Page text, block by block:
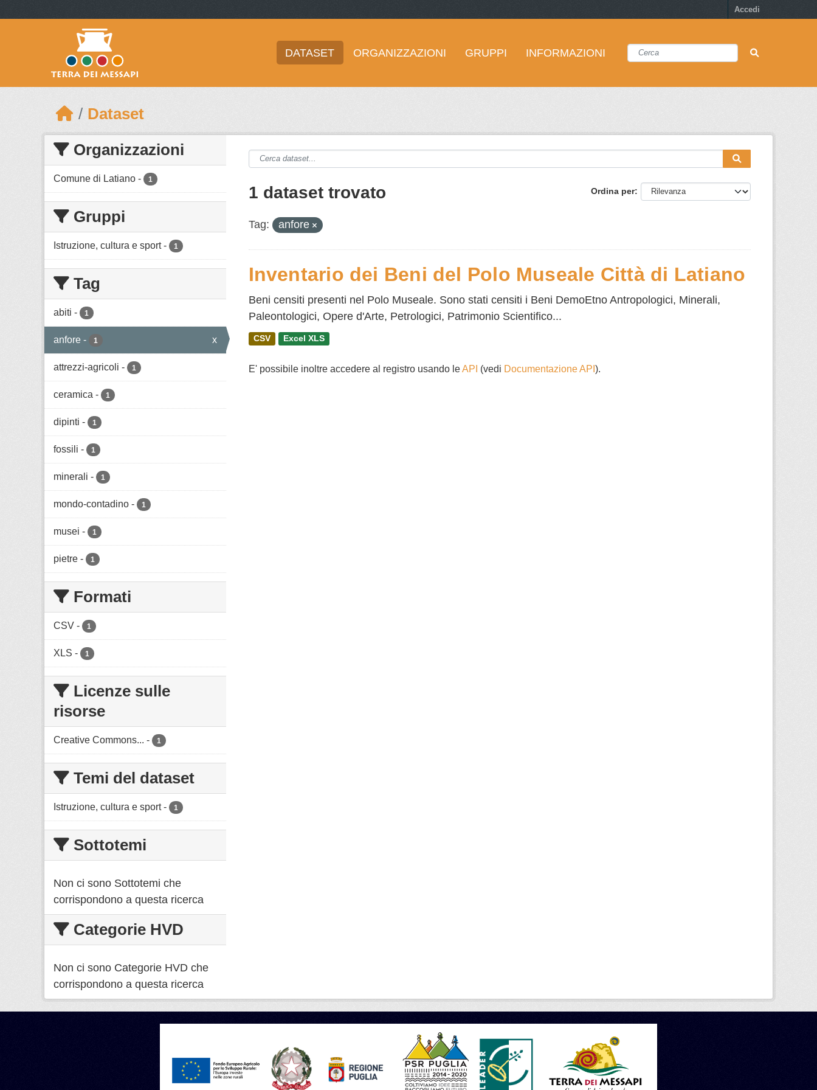
Accedi
DATASET ORGANIZZAZIONI GRUPPI INFORMAZIONI
Dataset
Organizzazioni
Comune di Latiano - 1
Gruppi
Istruzione, cultura e sport - 1
Tag
abiti - 1
anfore - 1 x
attrezzi-agricoli - 1
ceramica - 1
dipinti - 1
fossili - 1
minerali - 1
mondo-contadino - 1
musei - 1
pietre - 1
Formati
CSV - 1
XLS - 1
Licenze sulle
risorse
Creative Commons... - 1
Temi del dataset
Istruzione, cultura e sport - 1
Sottotemi
Non ci sono Sottotemi che
corrispondono a questa ricerca
Categorie HVD
Non ci sono Categorie HVD che
corrispondono a questa ricerca
Ordina per
1 dataset trovato
Tag: anfore
Inventario dei Beni del Polo Museale Città di Latiano
Beni censiti presenti nel Polo Museale. Sono stati censiti i Beni DemoEtno Antropologici, Minerali,
Paleontologici, Opere d'Arte, Petrologici, Patrimonio Scientifico...
CSV Excel XLS
E' possibile inoltre accedere al registro usando leAPI (vedi Documentazione API ).